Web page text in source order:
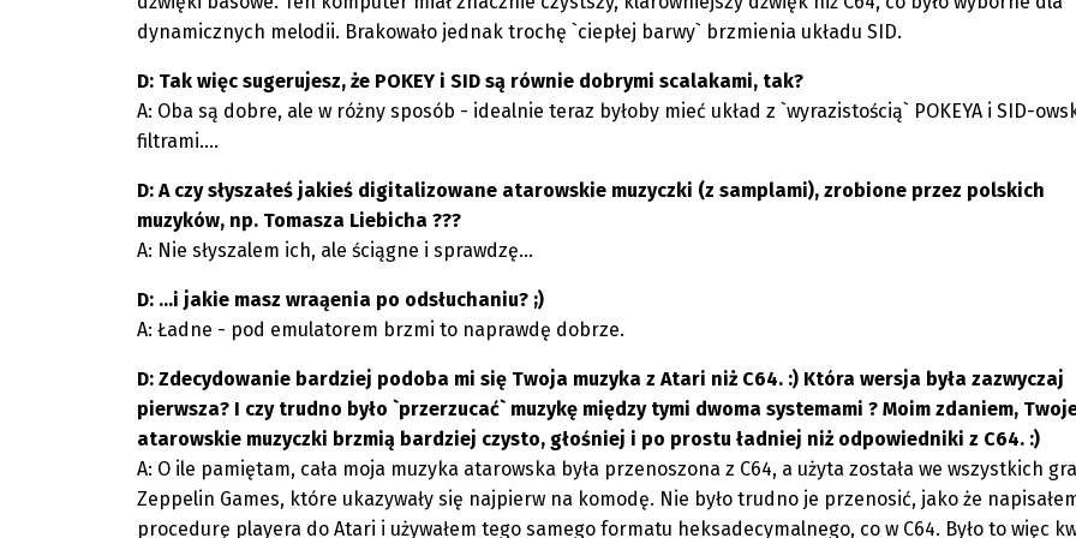
dynamicznych melodii. Brakowało jednak trochę `ciepłej barwy` brzmienia układu SID.
D: Tak więc sugerujesz, że POKEY i SID są równie dobrymi scalakami, tak?
A: Oba są dobre, ale w różny sposób - idealnie teraz byłoby mieć układ z `wyrazistością` POKEYA i SID-
filtrami....
D: A czy słyszałeś jakieś digitalizowane atarowskie muzyczki (z samplami), zrobione przez polskich
muzyków, np. Tomasza Liebicha ???
A: Nie słyszalem ich, ale ściągne i sprawdzę...
D: ...i jakie masz wraąenia po odsłuchaniu? ;)
A: Ładne - pod emulatorem brzmi to naprawdę dobrze.
D: Zdecydowanie bardziej podoba mi się Twoja muzyka z Atari niż C64. :) Która wersja była zazwyczaj
pierwsza? I czy trudno było `przerzucać` muzykę między tymi dwoma systemami ? Moim zdaniem,
atarowskie muzyczki brzmią bardziej czysto, głośniej i po prostu ładniej niż odpowiedniki z C64. :)
A: O ile pamiętam, cała moja muzyka atarowska była przenoszona z C64, a użyta została we wszystkich
Zeppelin Games, które ukazywały się najpierw na komodę. Nie było trudno je przenosić, jako że
procedurę playera do Atari i używałem tego samego formatu heksadecymalnego, co w C64. Było to więc